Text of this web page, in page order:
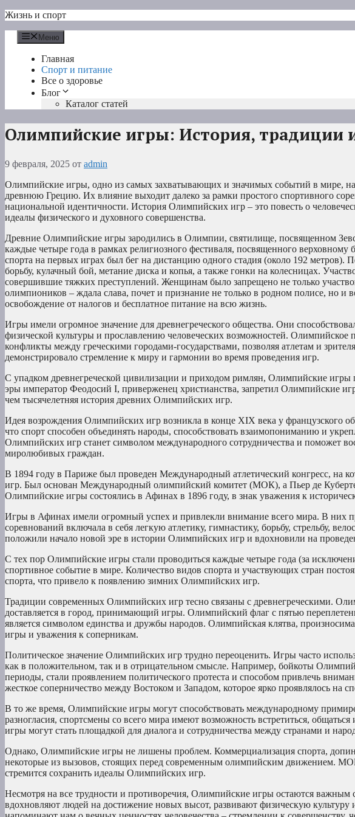
Перейти
содержимому
Жизнь и спорт
Меню
Главная
Спорт и питание
Все о здоровье
Блог
Каталог статей
Олимпийские игры: История, традиции
9 февраля, 2025 от admin
Олимпийские игры, одно из самых захватывающих и значимых событий в мире,
древнюю Грецию. Их влияние выходит далеко за рамки простого спортивного
национальной идентичности. История Олимпийских игр – это повесть о
идеалы физического и духовного совершенства.
Древние Олимпийские игры зародились в Олимпии, святилище, посвященном
каждые четыре года в рамках религиозного фестиваля, посвященного
спорта на первых играх был бег на дистанцию одного стадия (около 192 метров).
борьбу, кулачный бой, метание диска и копья, а также гонки на колесницах.
совершившие тяжких преступлений. Женщинам было запрещено не только
олимпиоников – ждала слава, почет и признание не только в родном полисе, но
освобождение от налогов и бесплатное питание на всю жизнь.
Игры имели огромное значение для древнегреческого общества. Они
физической культуры и прославлению человеческих возможностей.
конфликты между греческими городами-государствами, позволяя атлетам и
демонстрировало стремление к миру и гармонии во время проведения игр.
С упадком древнегреческой цивилизации и приходом римлян, Олимпийские игры
эры император Феодосий I, приверженец христианства, запретил Олимпийские
чем тысячелетняя история древних Олимпийских игр.
Идея возрождения Олимпийских игр возникла в конце XIX века у французского
что спорт способен объединять народы, способствовать взаимопониманию и
Олимпийских игр станет символом международного сотрудничества и поможет
миролюбивых граждан.
В 1894 году в Париже был проведен Международный атлетический конгресс, на
игр. Был основан Международный олимпийский комитет (МОК), а Пьер де
Олимпийские игры состоялись в Афинах в 1896 году, в знак уважения к
Игры в Афинах имели огромный успех и привлекли внимание всего мира. В них
соревнований включала в себя легкую атлетику, гимнастику, борьбу, стрельбу,
положили начало новой эре в истории Олимпийских игр и вдохновили на
С тех пор Олимпийские игры стали проводиться каждые четыре года (за
спортивное событие в мире. Количество видов спорта и участвующих стран
спорта, что привело к появлению зимних Олимпийских игр.
Традиции современных Олимпийских игр тесно связаны с древнегреческими.
доставляется в город, принимающий игры. Олимпийский флаг с пятью
является символом единства и дружбы народов. Олимпийская клятва,
игры и уважения к соперникам.
Политическое значение Олимпийских игр трудно переоценить. Игры часто
как в положительном, так и в отрицательном смысле. Например, бойкоты
периоды, стали проявлением политического протеста и способом привлечь
жесткое соперничество между Востоком и Западом, которое ярко проявлялось на
В то же время, Олимпийские игры могут способствовать международному
разногласия, спортсмены со всего мира имеют возможность встретиться,
игры могут стать площадкой для диалога и сотрудничества между странами и
Однако, Олимпийские игры не лишены проблем. Коммерциализация спорта,
некоторые из вызовов, стоящих перед современным олимпийским движением.
стремится сохранить идеалы Олимпийских игр.
Несмотря на все трудности и противоречия, Олимпийские игры остаются
вдохновляют людей на достижение новых высот, развивают физическую